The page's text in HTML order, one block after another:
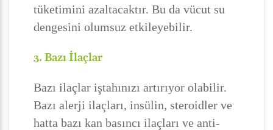
tüketimini azaltacaktır. Bu da vücut su
dengesini olumsuz etkileyebilir.
3. Bazı İlaçlar
Bazı ilaçlar iştahınızı artırıyor olabilir.
Bazı alerji ilaçları, insülin, steroidler ve
hatta bazı kan basıncı ilaçları ve anti-